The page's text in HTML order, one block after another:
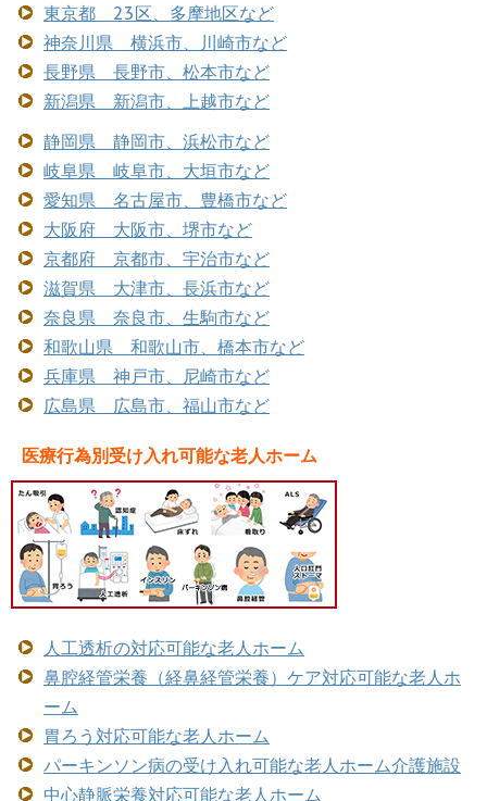
東京都 23区、多摩地区など
神奈川県 横浜市、川崎市など
長野県 長野市、松本市など
新潟県 新潟市、上越市など
静岡県 静岡市、浜松市など
岐阜県 岐阜市、大垣市など
愛知県 名古屋市、豊橋市など
大阪府 大阪市、堺市など
京都府 京都市、宇治市など
滋賀県 大津市、長浜市など
奈良県 奈良市、生駒市など
和歌山県 和歌山市、橋本市など
兵庫県 神戸市、尼崎市など
広島県 広島市、福山市など
医療行為別受け入れ可能な老人ホーム
人工透析の対応可能な老人ホーム
鼻腔経管栄養（経鼻経管栄養）ケア対応可能な老人ホ
ーム
胃ろう対応可能な老人ホーム
パーキンソン病の受け入れ可能な老人ホーム介護施設
中心静脈栄養対応可能な老人ホーム